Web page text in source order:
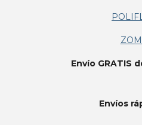
Envío GRATIS
Envíos